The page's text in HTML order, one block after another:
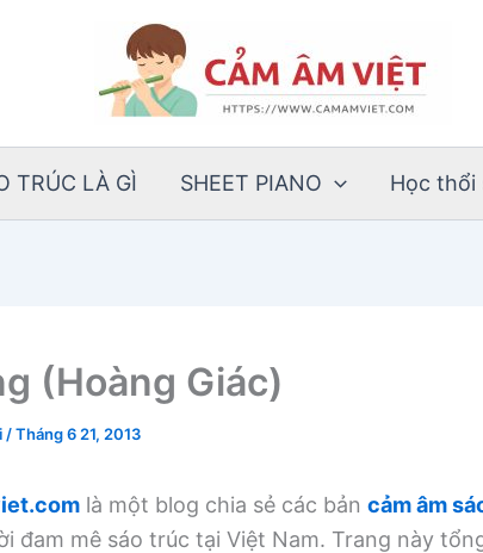
TRÚC LÀ GÌ SHEET PIANO Học thổi
(Hoàng Giác)
/Tháng 6 21, 2013
là một blog chia sẻ các bản cảm âm
đam mê sáo trúc tại Việt Nam. Trang này